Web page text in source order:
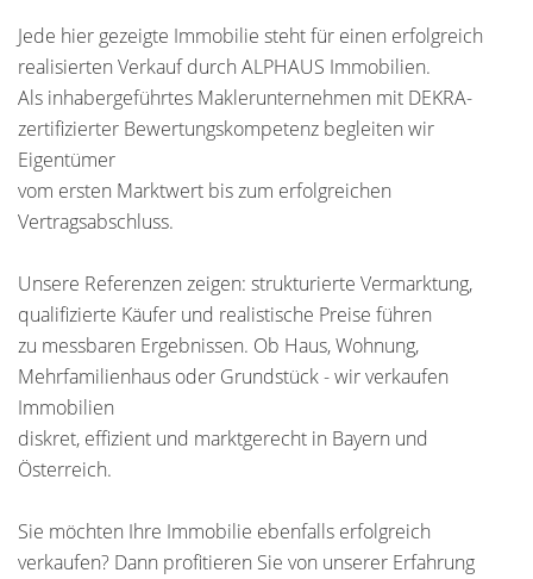
Jede hier gezeigte Immobilie steht für einen erfolgreich
realisierten Verkauf durch ALPHAUS Immobilien.
Als inhabergeführtes Maklerunternehmen mit DEKRA-
zertifizierter Bewertungskompetenz begleiten wir
Eigentümer
vom ersten Marktwert bis zum erfolgreichen
Vertragsabschluss.
Unsere Referenzen zeigen: strukturierte Vermarktung,
qualifizierte Käufer und realistische Preise führen
zu messbaren Ergebnissen. Ob Haus, Wohnung,
Mehrfamilienhaus oder Grundstück - wir verkaufen
Immobilien
diskret, effizient und marktgerecht in Bayern und
Österreich.
Sie möchten Ihre Immobilie ebenfalls erfolgreich
verkaufen? Dann profitieren Sie von unserer Erfahrung